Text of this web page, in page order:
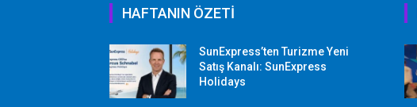
HAFTANIN ÖZETİ
SunExpress’ten Turizme Yeni
Satış Kanalı: SunExpress
Holidays